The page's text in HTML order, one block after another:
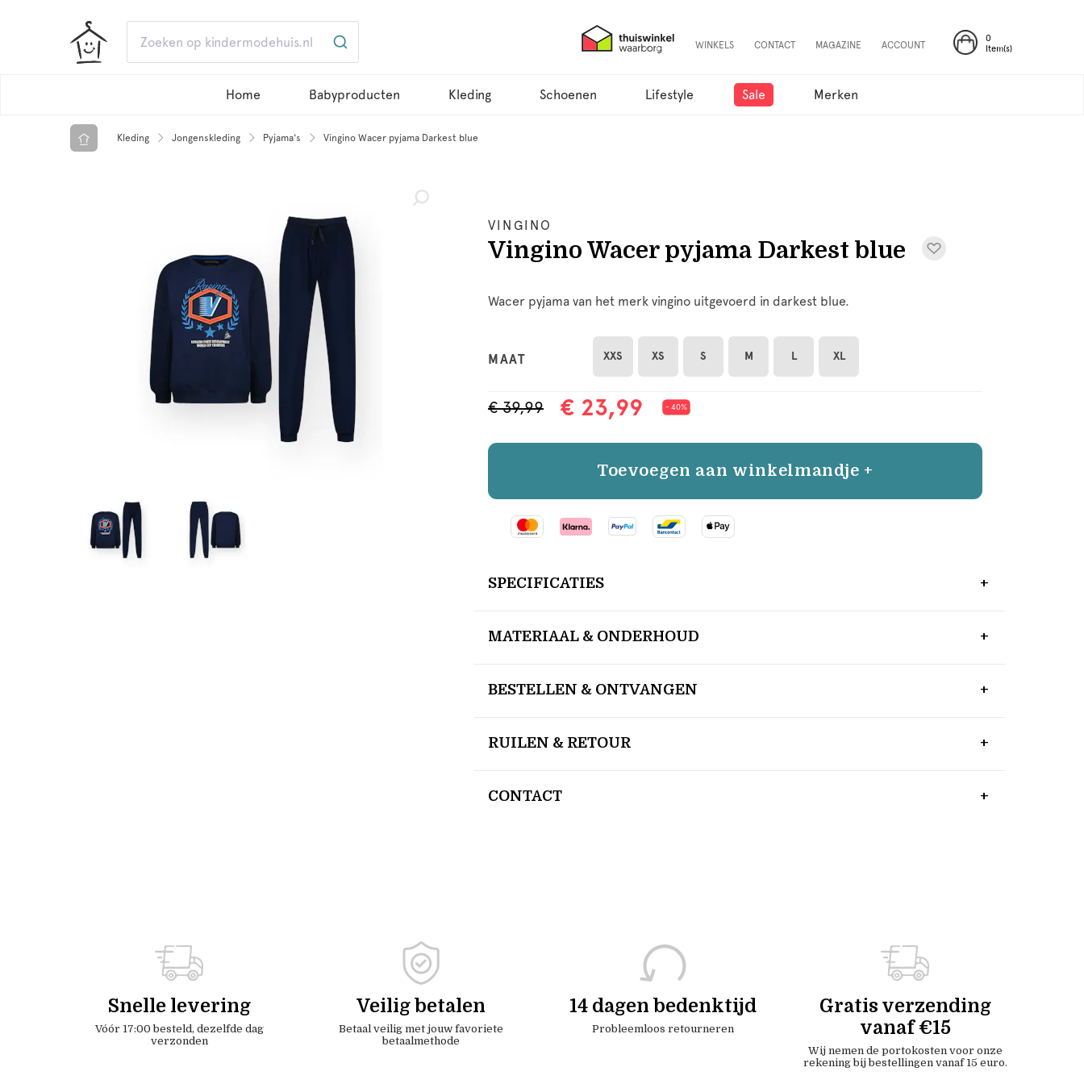
0
Item(s)
WINKELS CONTACT MAGAZINE ACCOUNT
Home Babyproducten Kleding Schoenen Lifestyle Sale Merken
Kleding Jongenskleding Pyjama's Vingino Wacer pyjama Darkest blue
VINGINO
Vingino Wacer pyjama Darkest blue
Wacer pyjama van het merk vingino uitgevoerd in darkest blue.
MAAT XXS XS S M L XL
€ 39,99 € 23,99 - 40%
Toevoegen aan winkelmandje +
SPECIFICATIES
MATERIAAL & ONDERHOUD
BESTELLEN & ONTVANGEN
RUILEN & RETOUR
CONTACT
Snelle levering
Vóór 17:00 besteld, dezelfde dag
verzonden
Veilig betalen
Betaal veilig met jouw favoriete
betaalmethode
14 dagen bedenktijd
Probleemloos retourneren
Gratis verzending
vanaf €15
Wij nemen de portokosten voor onze
rekening bij bestellingen vanaf 15 euro.